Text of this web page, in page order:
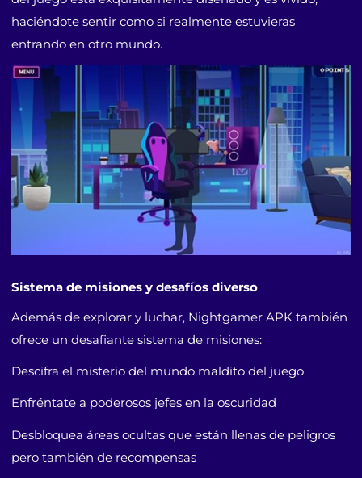
haciéndote sentir como si realmente estuvieras
entrando en otro mundo.
Sistema de misiones y desafíos diverso
Además de explorar y luchar, Nightgamer APK también
ofrece un desafiante sistema de misiones:
Descifra el misterio del mundo maldito del juego
Enfréntate a poderosos jefes en la oscuridad
Desbloquea áreas ocultas que están llenas de peligros
pero también de recompensas